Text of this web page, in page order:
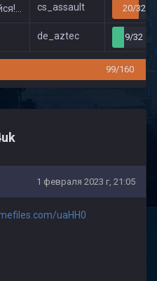
cs_assault 20/32
de_aztec 9/32
99/160
1 февраля 2023 г, 21:05
uaHH0